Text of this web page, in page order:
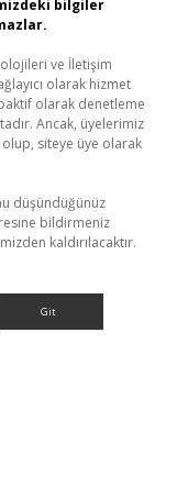
bilgiler
ve İletişim
olarak hizmet
olarak denetleme
Ancak, üyelerimiz
olup, siteye üye olarak
düşündüğünüz
bildirmeniz
kaldırılacaktır.